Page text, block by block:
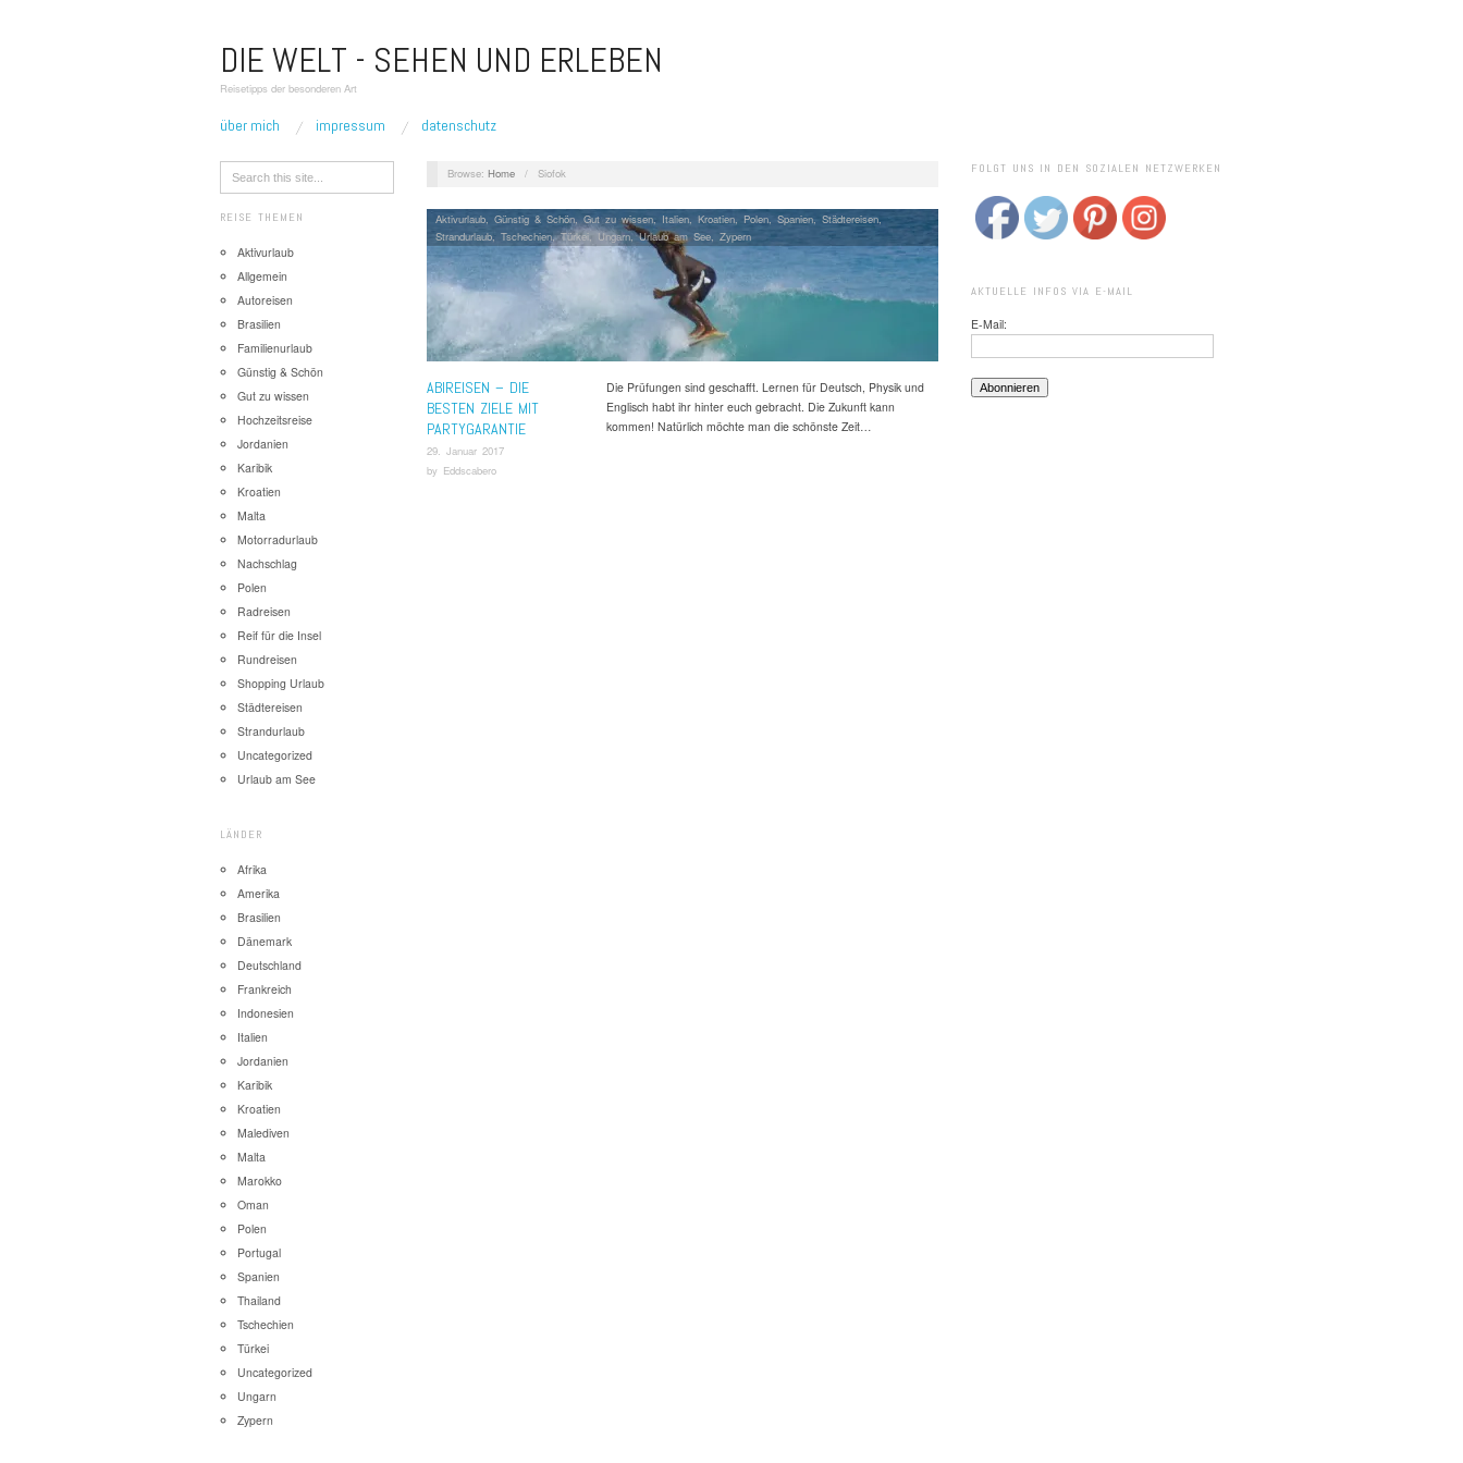
DIE WELT - SEHEN UND ERLEBEN
Reisetipps der besonderen Art
über mich impressum datenschutz
REISE THEMEN
Aktivurlaub
Allgemein
Autoreisen
Brasilien
Familienurlaub
Günstig & Schön
Gut zu wissen
Hochzeitsreise
Jordanien
Karibik
Kroatien
Malta
Motorradurlaub
Nachschlag
Polen
Radreisen
Reif für die Insel
Rundreisen
Shopping Urlaub
Städtereisen
Strandurlaub
Uncategorized
Urlaub am See
LÄNDER
Afrika
Amerika
Brasilien
Dänemark
Deutschland
Frankreich
Indonesien
Italien
Jordanien
Karibik
Kroatien
Malediven
Malta
Marokko
Oman
Polen
Portugal
Spanien
Thailand
Tschechien
Türkei
Uncategorized
Ungarn
Zypern
Browse: Home / Siofok
ABIREISEN – DIE
BESTEN ZIELE MIT
PARTYGARANTIE
29. Januar 2017
by Eddscabero
Aktivurlaub, Günstig & Schön,Gut zu wissen, Italien, Kroatien, Polen,Spanien, Städtereisen,
Strandurlaub, Tschechien,Türkei, Ungarn,Urlaub am See, Zypern
Die Prüfungen sind geschafft. Lernen für Deutsch, Physik und
Englisch habt ihr hinter euch gebracht. Die Zukunft kann
kommen! Natürlich möchte man die schönste Zeit…
FOLGT UNS IN DEN SOZIALEN NETZWERKEN
AKTUELLE INFOS VIA E-MAIL
E-Mail: